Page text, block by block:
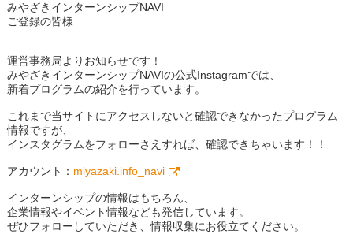
みやざきインターンシップNAVI
ご登録の皆様
運営事務局よりお知らせです！
みやざきインターンシップNAVIの公式Instagramでは、
新着プログラムの紹介を行っています。
これまで当サイトにアクセスしないと確認できなかったプログラム
情報ですが、
インスタグラムをフォローさえすれば、確認できちゃいます！！
アカウント： miyazaki.info_navi
インターンシップの情報はもちろん、
企業情報やイベント情報なども発信しています。
ぜひフォローしていただき、情報収集にお役立てください。